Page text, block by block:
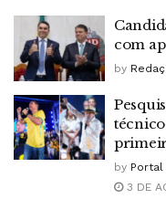
com
by
by Portal
3 DE